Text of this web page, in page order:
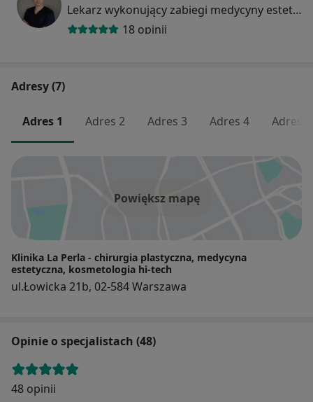
Lekarz wykonujący zabiegi medycyny estetycznej, W trakcie specjalizacji (Ginekolog)
18 opinii
Adresy (7)
Adres 1 Adres 2 Adres 3 Adres 4 Adres 5
Powiększ mapę
Klinika La Perla - chirurgia plastyczna, medycyna
estetyczna, kosmetologia hi-tech
ul.Łowicka 21b, 02-584 Warszawa
Opinie o specjalistach (48)
48 opinii